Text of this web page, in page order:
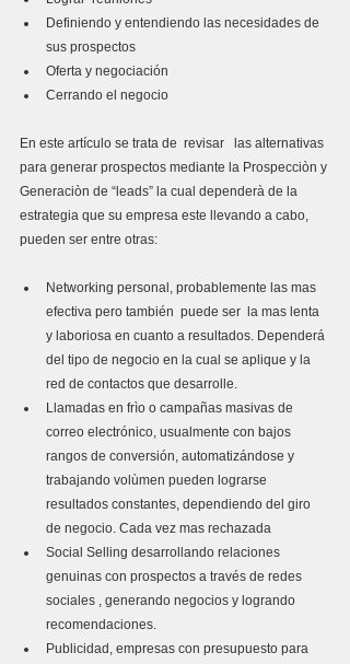
Definiendo y entendiendo las necesidades de
sus prospectos
Oferta y negociación
Cerrando el negocio
En este artículo se trata de  revisar   las alternativas
para generar prospectos mediante la Prospecciòn y
Generaciòn de “leads” la cual dependerà de la
estrategia que su empresa este llevando a cabo,
pueden ser entre otras:
Networking personal, probablemente las mas
efectiva pero también  puede ser  la mas lenta
y laboriosa en cuanto a resultados. Dependerá
del tipo de negocio en la cual se aplique y la
red de contactos que desarrolle.
Llamadas en frìo o campañas masivas de
correo electrónico, usualmente con bajos
rangos de conversión, automatizándose y
trabajando volùmen pueden lograrse
resultados constantes, dependiendo del giro
de negocio. Cada vez mas rechazada
Social Selling desarrollando relaciones
genuinas con prospectos a través de redes
sociales , generando negocios y logrando
recomendaciones.
Publicidad, empresas con presupuesto para